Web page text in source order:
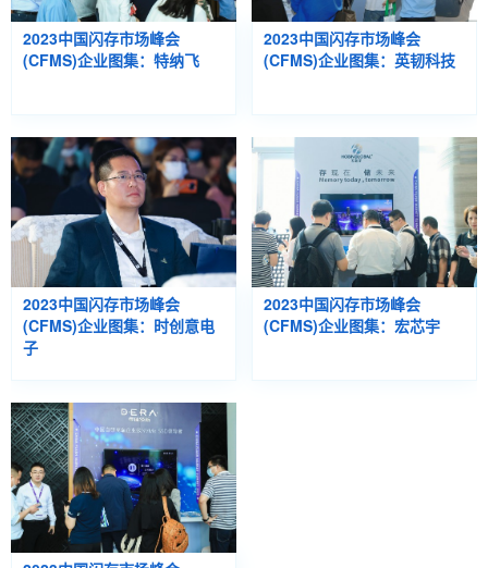
2023中国闪存市场峰会
(CFMS)企业图集：特纳飞
2023中国闪存市场峰会
(CFMS)企业图集：英韧科技
2023中国闪存市场峰会
(CFMS)企业图集：时创意电
子
2023中国闪存市场峰会
(CFMS)企业图集：宏芯宇